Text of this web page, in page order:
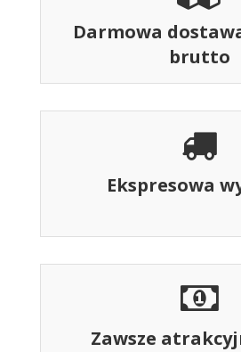
Darmowa
brutto
Ekspresowa
Zawsze